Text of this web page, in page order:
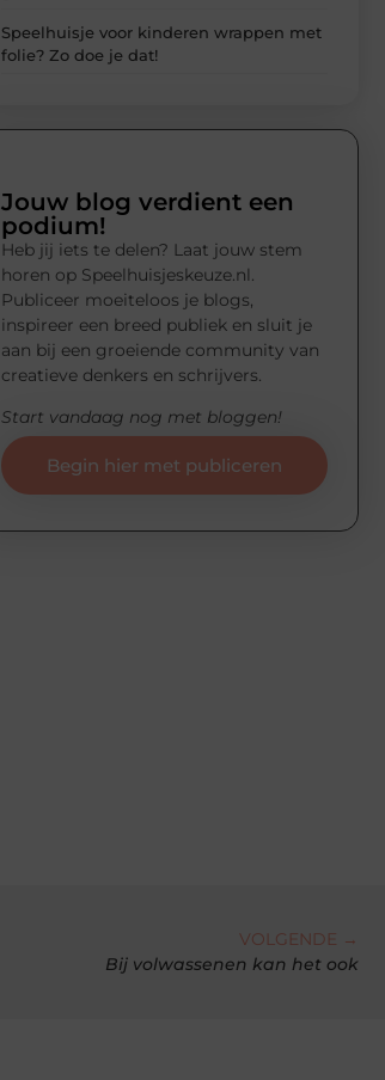
Speelhuisje voor kinderen wrappen met
folie? Zo doe je dat!
Jouw blog verdient een
podium!
Heb jij iets te delen? Laat jouw stem
horen op Speelhuisjeskeuze.nl.
Publiceer moeiteloos je blogs,
inspireer een breed publiek en sluit je
aan bij een groeiende community van
creatieve denkers en schrijvers.
Start vandaag nog met bloggen!
Begin hier met publiceren
VOLGENDE →
Bij volwassenen kan het ook